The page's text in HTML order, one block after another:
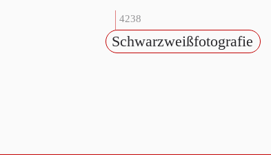
4238
Schwarzweißfotografie